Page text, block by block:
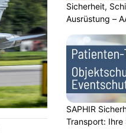
Sicherheit,
Ausrüstung –
SAPHIR
Transport: Ihre